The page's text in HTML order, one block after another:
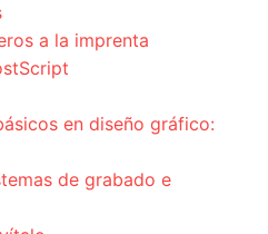
a la imprenta
en diseño gráfico:
de grabado e